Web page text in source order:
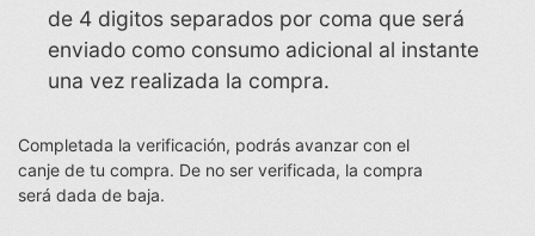
de 4 digitos separados por coma que será
enviado como consumo adicional al instante
una vez realizada la compra.
Completada la verificación, podrás avanzar con el
canje de tu compra. De no ser verificada, la compra
será dada de baja.